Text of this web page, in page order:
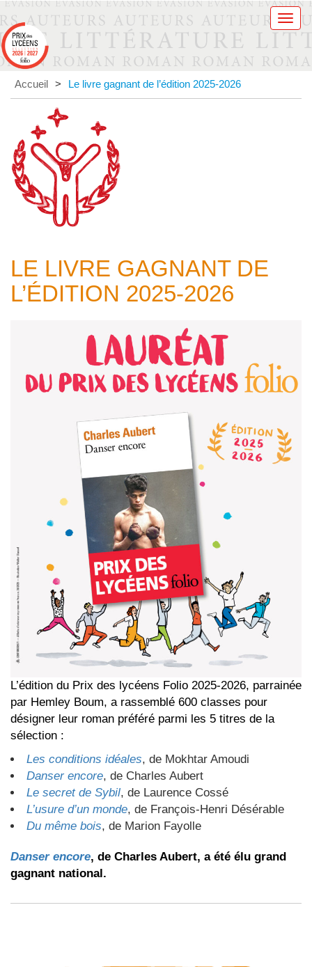
Accueil > Le livre gagnant de l’édition 2025-2026
LE LIVRE GAGNANT DE
L’ÉDITION 2025-2026
L’édition du Prix des lycéens Folio 2025-2026, parrainée
par Hemley Boum, a rassemblé 600 classes pour
désigner leur roman préféré parmi les 5 titres de la
sélection :
Les conditions idéales, de Mokhtar Amoudi
Danser encore, de Charles Aubert
Le secret de Sybil, de Laurence Cossé
L’usure d’un monde, de François-Henri Désérable
Du même bois, de Marion Fayolle
Danser encore, de Charles Aubert, a été élu grand
gagnant national.